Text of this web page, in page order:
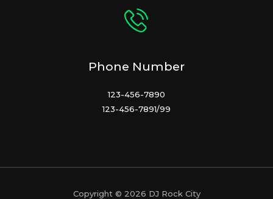
Phone Number
123-456-7890
123-456-7891/99
Copyright © 2026 DJ Rock City